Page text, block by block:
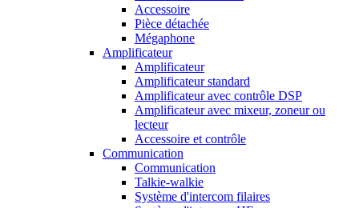
Accessoire
Pièce détachée
Mégaphone
Amplificateur
Amplificateur
Amplificateur standard
Amplificateur avec contrôle DSP
Amplificateur avec mixeur, zoneur ou
lecteur
Accessoire et contrôle
Communication
Communication
Talkie-walkie
Système d'intercom filaires